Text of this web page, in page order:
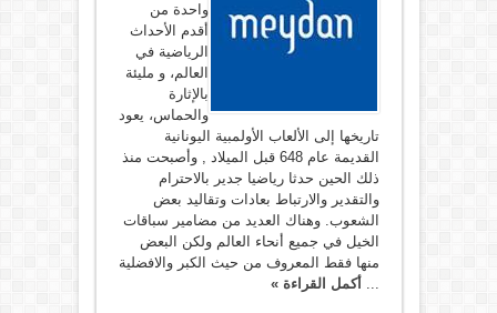
واحدة من
أقدم الأحداث
الرياضية في
العالم، و مليئة
بالإثارة
والحماس، يعود
تاريخها إلى الألعاب الأولمبية اليونانية
القديمة عام 648 قبل الميلاد , وأصبحت منذ
ذلك الحين حدثا رياضيا جدير بالاحترام
والتقدير والارتباط بعادات وتقاليد بعض
الشعوب. وهناك العديد من مضامير سباقات
الخيل في جميع أنحاء العالم ولكن البعض
منها فقط المعروف من حيث الكبر والافضلية
... أكمل القراءة »